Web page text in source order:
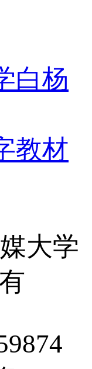
白杨
教材
大学